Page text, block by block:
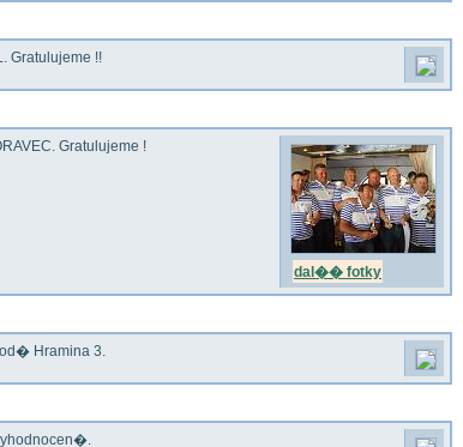
Gratulujeme !!
Gratulujeme !
dal�� fotky
Hramina 3.